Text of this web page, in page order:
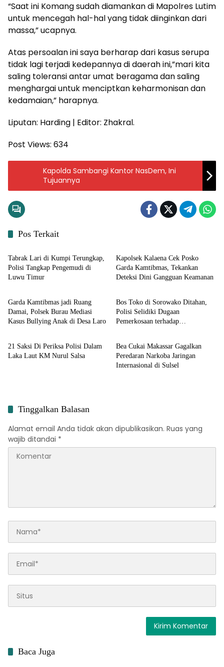
“Saat ini Komang sudah diamankan di Mapolres Lutim
untuk mencegah hal-hal yang tidak diinginkan dari
massa,” ucapnya.
Atas persoalan ini saya berharap dari kasus serupa
tidak lagi terjadi kedepannya di daerah ini,”mari kita
saling toleransi antar umat beragama dan saling
menghargai untuk menciptkan keharmonisan dan
kedamaian,” harapnya.
Liputan: Harding | Editor: Zhakral.
Post Views: 634
Kapolda Sambangi Kantor NasDem, Ini
Tujuannya
Pos Terkait
Input Hukrim
Tabrak Lari di Kumpi Terungkap,
Polisi Tangkap Pengemudi di
Luwu Timur
Kapolsek Kalaena Cek Posko
Garda Kamtibmas, Tekankan
Deteksi Dini Gangguan Keamanan
Input Hukrim
Garda Kamtibmas jadi Ruang
Damai, Polsek Burau Mediasi
Kasus Bullying Anak di Desa Laro
Input Hukrim
Bos Toko di Sorowako Ditahan,
Polisi Selidiki Dugaan
Pemerkosaan terhadap
Input Hukrim
21 Saksi Di Periksa Polisi Dalam
Laka Laut KM Nurul Salsa
Input Hukrim
Bea Cukai Makassar Gagalkan
Peredaran Narkoba Jaringan
Internasional di Sulsel
Tinggalkan Balasan
Alamat email Anda tidak akan dipublikasikan. Ruas yang
wajib ditandai *
Baca Juga